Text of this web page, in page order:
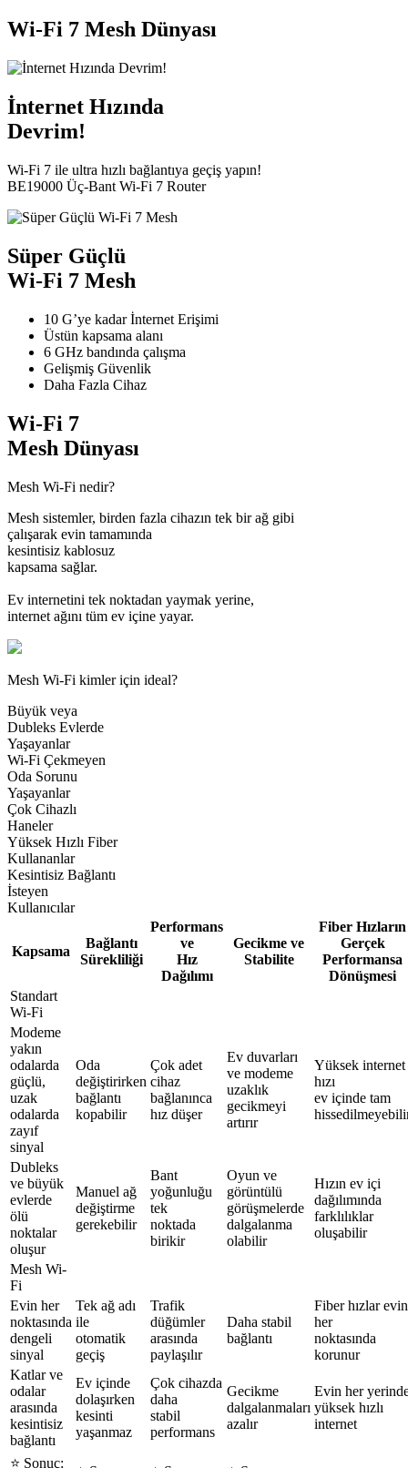
Wi-Fi 7 Mesh Dünyası
İnternet Hızında
Devrim!
Wi-Fi 7 ile ultra hızlı bağlantıya geçiş yapın!
BE19000 Üç-Bant Wi-Fi 7 Router
Süper Güçlü
Wi-Fi 7 Mesh
10 G’ye kadar İnternet Erişimi
Üstün kapsama alanı
6 GHz bandında çalışma
Gelişmiş Güvenlik
Daha Fazla Cihaz
Wi-Fi 7
Mesh Dünyası
Mesh Wi-Fi nedir?
Mesh sistemler, birden fazla cihazın tek bir ağ gibi
çalışarak evin tamamında
kesintisiz kablosuz
kapsama sağlar.
Ev internetini tek noktadan yaymak yerine,
internet ağını tüm ev içine yayar.
Mesh Wi-Fi kimler için ideal?
Büyük veya
Dubleks Evlerde
Yaşayanlar
Wi-Fi Çekmeyen
Oda Sorunu
Yaşayanlar
Çok Cihazlı
Haneler
Yüksek Hızlı Fiber
Kullananlar
Kesintisiz Bağlantı
İsteyen
Kullanıcılar
Kapsama
Bağlantı
Sürekliliği
Performans
ve
Hız
Dağılımı
Gecikme ve
Stabilite
Fiber Hızların
Gerçek
Performansa
Dönüşmesi
Standart
Wi-Fi
Modeme
yakın
odalarda
güçlü,
uzak
odalarda
zayıf
sinyal
Oda
değiştirirken
bağlantı
kopabilir
Çok adet
cihaz
bağlanınca
hız düşer
Ev duvarları
ve modeme
uzaklık
gecikmeyi
artırır
Yüksek internet
hızı
ev içinde tam
Dubleks
ve büyük
evlerde
ölü
noktalar
oluşur
Manuel ağ
değiştirme
gerekebilir
Bant
yoğunluğu
tek
noktada
birikir
Oyun ve
görüntülü
görüşmelerde
dalgalanma
olabilir
Hızın ev içi
dağılımında
farklılıklar
oluşabilir
Mesh Wi-
Fi
Evin her
noktasında
dengeli
sinyal
Tek ağ adı
ile
otomatik
geçiş
Trafik
düğümler
arasında
paylaşılır
Daha stabil
bağlantı
Fiber hızlar evin
her
noktasında
korunur
Katlar ve
odalar
arasında
kesintisiz
bağlantı
Ev içinde
dolaşırken
kesinti
yaşanmaz
Çok cihazda
daha
stabil
performans
Gecikme
dalgalanmaları
azalır
Evin her
yüksek hızlı
internet
⭐️ Sonuç: